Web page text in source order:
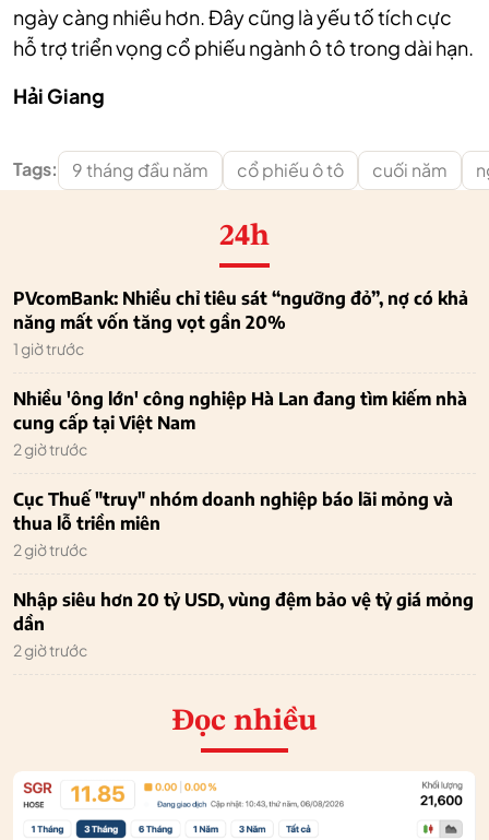
ngày càng nhiều hơn. Đây cũng là yếu tố tích cực
hỗ trợ triển vọng cổ phiếu ngành ô tô trong dài hạn.
Hải Giang
Tags: 9 tháng đầu năm cổ phiếu ô tô cuối năm
24h
PVcomBank: Nhiều chỉ tiêu sát “ngưỡng đỏ”, nợ có khả
năng mất vốn tăng vọt gần 20%
1 giờ trước
Nhiều 'ông lớn' công nghiệp Hà Lan đang tìm kiếm nhà
cung cấp tại Việt Nam
2 giờ trước
Cục Thuế "truy" nhóm doanh nghiệp báo lãi mỏng và
thua lỗ triền miên
2 giờ trước
Nhập siêu hơn 20 tỷ USD, vùng đệm bảo vệ tỷ giá mỏng
dần
2 giờ trước
Đọc nhiều